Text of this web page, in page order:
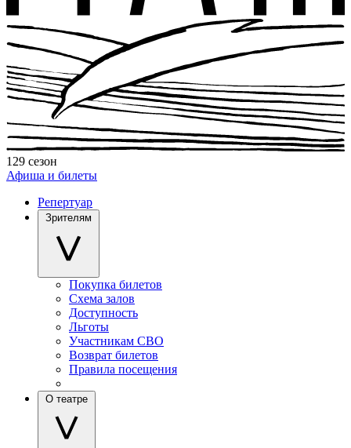
129 сезон
Афиша и билеты
Репертуар
Зрителям
Покупка билетов
Схема залов
Доступность
Льготы
Участникам СВО
Возврат билетов
Правила посещения
О театре